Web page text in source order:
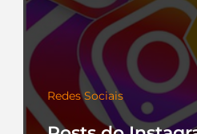
Redes Sociais